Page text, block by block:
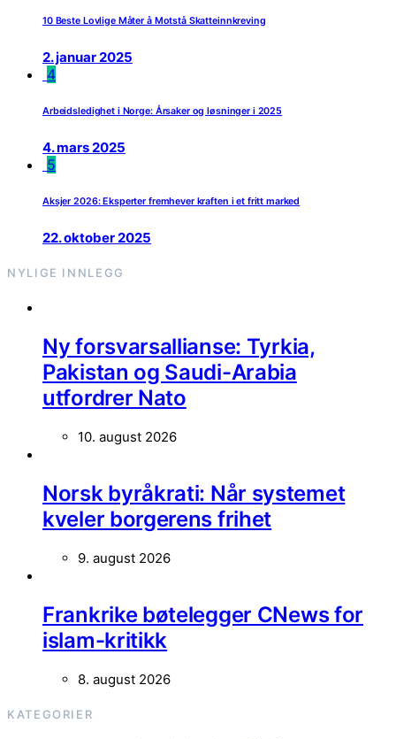
10 Beste Lovlige Måter å Motstå Skatteinnkreving
2. januar 2025
4
Arbeidsledighet i Norge: Årsaker og løsninger i 2025
4. mars 2025
5
Aksjer 2026: Eksperter fremhever kraften i et fritt marked
22. oktober 2025
NYLIGE INNLEGG
Ny forsvarsallianse: Tyrkia,
Pakistan og Saudi-Arabia
utfordrer Nato
10. august 2026
Norsk byråkrati: Når systemet
kveler borgerens frihet
9. august 2026
Frankrike bøtelegger CNews for
islam-kritikk
8. august 2026
KATEGORIER